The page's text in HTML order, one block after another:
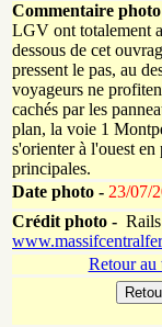
Commentaire photo
LGV ont totalement
dessous de cet
pressent le pas, au
voyageurs ne
cachés par les
plan, la voie 1
s'orienter à l'ouest en
principales.
Date photo - 23/07/
Crédit photo -
Retour au